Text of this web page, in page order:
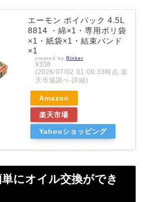
エーモン ポイパック 4.5L
8814 ・綿×1・専用ポリ袋
×1・紙袋×1・結束バンド
×1
created by Rinker
¥338
(2026/07/02 01:09:33時点 楽
天市場調べ-詳細)
Amazon
楽天市場
Yahooショッピング
にオイル交換ができ